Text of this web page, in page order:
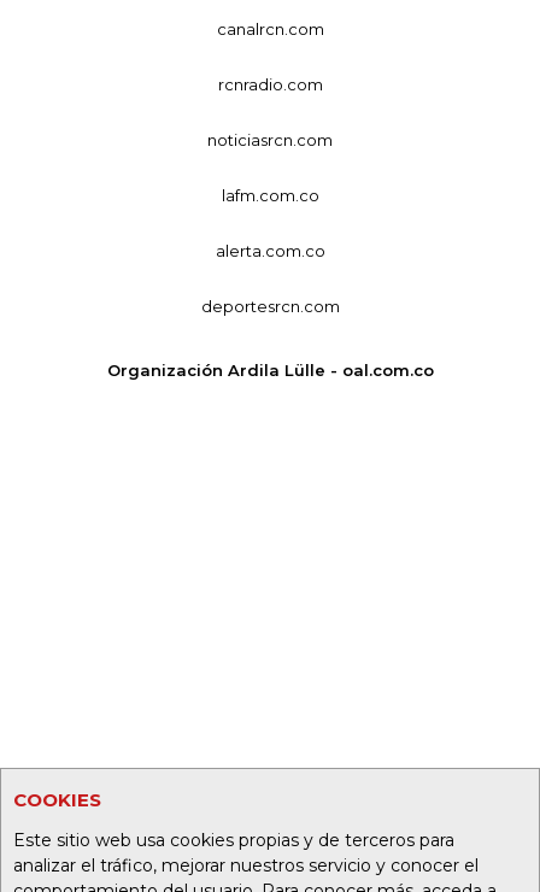
COOKIES
Este sitio web usa cookies propias y de terceros para
analizar el tráfico, mejorar nuestros servicio y conocer el
canalrcn.com
rcnradio.com
noticiasrcn.com
lafm.com.co
alerta.com.co
deportesrcn.com
Organización Ardila Lülle - oal.com.co